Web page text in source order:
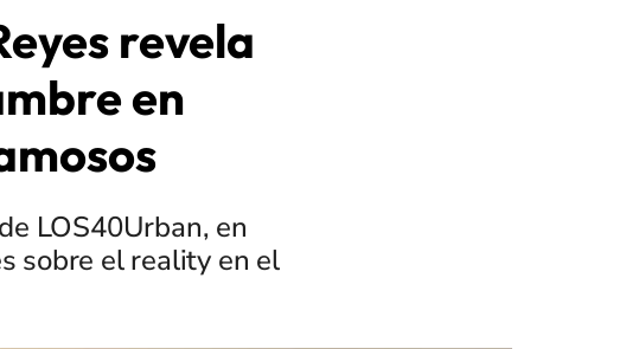
revela
en
LOS40Urban, en
sobre el reality en el